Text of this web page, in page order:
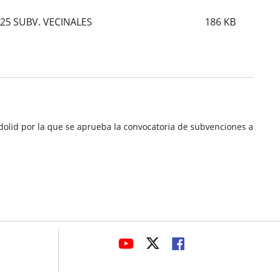
SUBV. VECINALES 186 KB
por la que se aprueba la convocatoria de subvenciones a
ENLACEENLACEENLACE